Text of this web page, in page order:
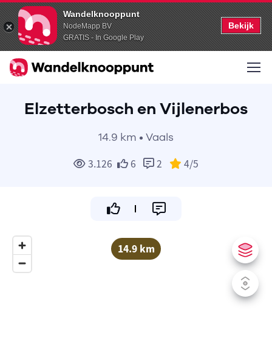
Wandelknooppunt
NodeMapp BV
GRATIS - In Google Play
Bekijk
Elzetterbosch en Vijlenerbos
14.9 km • Vaals
3.126 6 2 4/5
14.9 km